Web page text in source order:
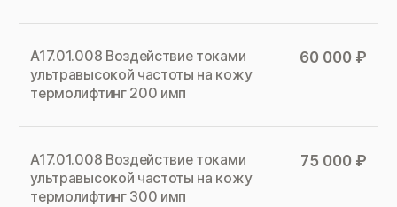
А17.01.008 Воздействие токами
ультравысокой частоты на кожу
термолифтинг 200 имп
60 000 ₽
А17.01.008 Воздействие токами
ультравысокой частоты на кожу
термолифтинг 300 имп
75 000 ₽